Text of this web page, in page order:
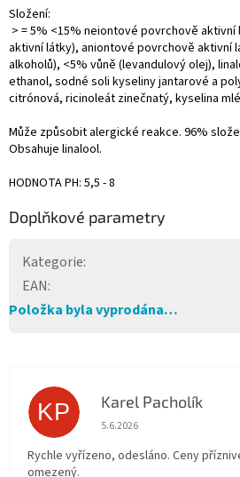
Složení:
> = 5% <15% neiontové povrchově
aktivní látky), aniontové povrchově aktivní
alkoholů), <5% vůně (levandulový olej),
ethanol, sodné soli kyseliny jantarové a
citrónová, ricinoleát zinečnatý, kyselina
Může způsobit alergické reakce. 96%
Obsahuje linalool.
HODNOTA PH: 5,5 - 8
Doplňkové parametry
Kategorie:
EAN:
Položka byla vyprodána…
KP Karel Pacholík
Hodnocení obchodu je 4 z
5.6.2026
Rychle vyřízeno, odesláno. Ceny
omezený.